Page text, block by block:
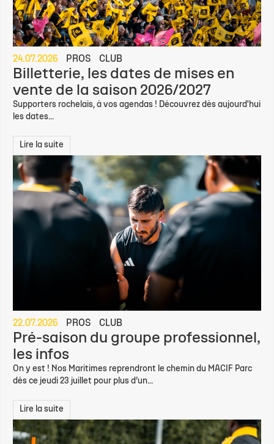
24.07.2026 PROS CLUB
Billetterie, les dates de mises en
vente de la saison 2026/2027
Supporters rochelais, à vos agendas ! Découvrez dès aujourd'hui
les dates...
Lire la suite
22.07.2026 PROS CLUB
Pré-saison du groupe professionnel,
les infos
On y est ! Nos Maritimes reprendront le chemin du MACIF Parc
dès ce jeudi 23 juillet pour plus d’un...
Lire la suite